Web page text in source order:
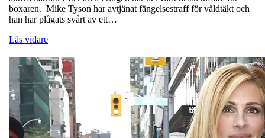
boxaren. Mike Tyson har avtjänat fängelsestraff för våldtäkt och
han har plågats svårt av ett…
Läs vidare